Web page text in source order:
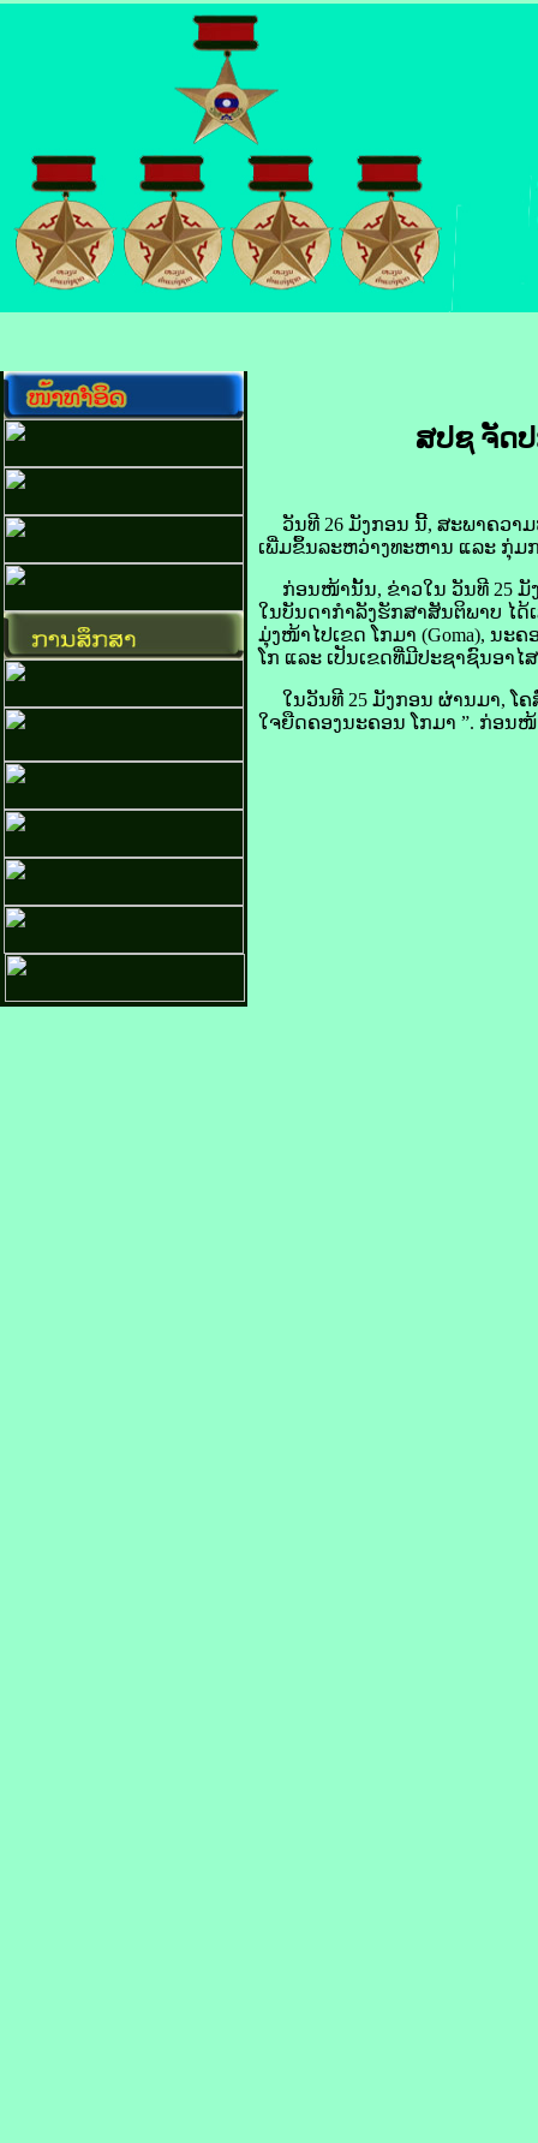
ສປຊ ຈັດ​
ວັນ​ທີ 26 ມັງກອນ ນີ້, ສະພາ​ຄວາ
ເພີ່ມ​ຂຶ້ນ​ລະຫວ່າງ​ທະຫານ ແລະ ກຸ່ມ​
ກ່ອນ​ໜ້າ​ນັ້ນ, ຂ່າວ​ໃນ​ ວັນ​ທີ 25 ມັງ
ໃນ​ບັນດາ​ກຳລັງ​ຮັກສາ​ສັນຕິພາບ ໄ
ມຸ່ງ​ໜ້າ​ໄປ​ເຂດ ໂກ​ມາ (Goma), ນ
ໂກ ແລະ ເປັນ​ເຂດ​ທີ່​ມີ​ປະຊາຊົນ​ອາໄ
ໃນ​ວັນ​ທີ 25 ມັງກອນ ຜ່ານ​ມາ, ໂຄ
ໃຈ​ຍືດ​ຄອງ​ນະຄອນ ໂກ​ມາ ”. ກ່ອນ​